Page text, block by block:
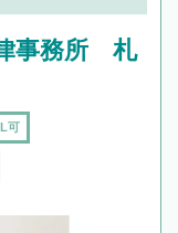
事務所 札
可